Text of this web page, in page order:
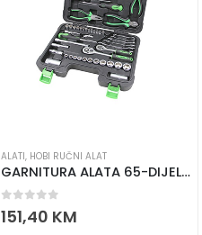
ALATI, HOBI RUČNI ALAT
GARNITURA ALATA 65-DIJELNA Iskra ERO HTWR-65
out of 5
151,40 KM